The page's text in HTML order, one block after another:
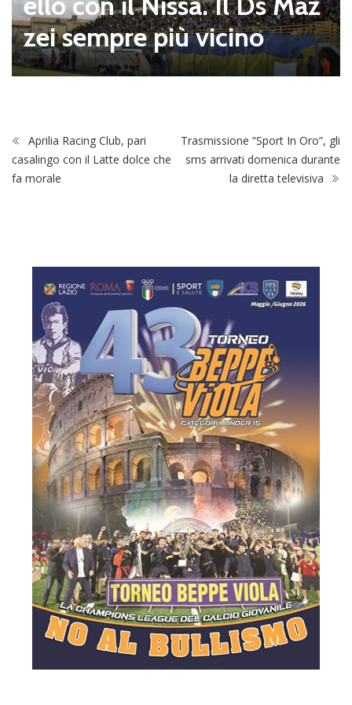
zei sempre più vicino
Aprilia Racing Club, pari
casalingo con il Latte dolce che
fa morale
Trasmissione “Sport In Oro”, gli
sms arrivati domenica durante
la diretta televisiva